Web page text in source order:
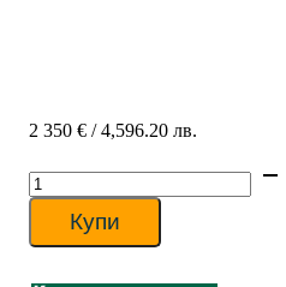
2 350 € / 4,596.20 лв.
количество
за
Хиперинверторен
климатик
Купи